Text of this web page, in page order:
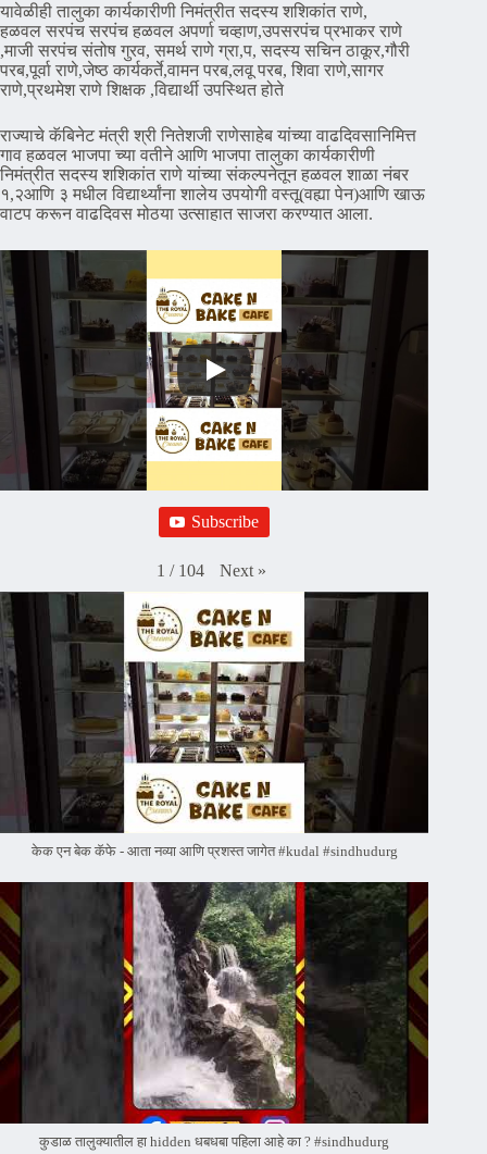
यावेळीही तालुका कार्यकारीणी निमंत्रीत सदस्य शशिकांत राणे,
हळवल सरपंच सरपंच हळवल अपर्णा चव्हाण,उपसरपंच प्रभाकर राणे
,माजी सरपंच संतोष गुरव, समर्थ राणे ग्रा,प, सदस्य सचिन ठाकूर,गौरी
परब,पूर्वा राणे,जेष्ठ कार्यकर्ते,वामन परब,लवू परब, शिवा राणे,सागर
राणे,प्रथमेश राणे शिक्षक ,विद्यार्थी उपस्थित होते
राज्याचे कॅबिनेट मंत्री श्री नितेशजी राणेसाहेब यांच्या वाढदिवसानिमित्त
गाव हळवल भाजपा च्या वतीने आणि भाजपा तालुका कार्यकारीणी
निमंत्रीत सदस्य शशिकांत राणे यांच्या संकल्पनेतून हळवल शाळा नंबर
१,२आणि ३ मधील विद्यार्थ्यांना शालेय उपयोगी वस्तू(वह्या पेन)आणि खाऊ
वाटप करून वाढदिवस मोठया उत्साहात साजरा करण्यात आला.
Subscribe
1 / 104 Next »
केक एन बेक कॅफे - आता नव्या आणि प्रशस्त जागेत #kudal #sindhudurg
कुडाळ तालुक्यातील हा hidden धबधबा पहिला आहे का ? #sindhudurg